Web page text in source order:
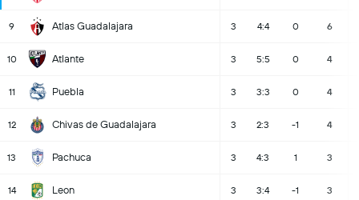
9 Atlas Guadalajara 3 4:4 0 6
10 Atlante 3 5:5 0 4
11 Puebla 3 3:3 0 4
12 Chivas de Guadalajara 3 2:3 -1 4
13 Pachuca 3 4:3 1 3
14 Leon 3 3:4 -1 3